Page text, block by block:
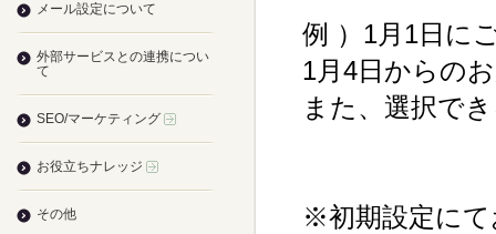
例 ）1月1日に
1月4日からの
また、選択で
※初期設定にて
メール設定について
外部サービスとの連携につい
て
SEO/マーケティング
お役立ちナレッジ
その他